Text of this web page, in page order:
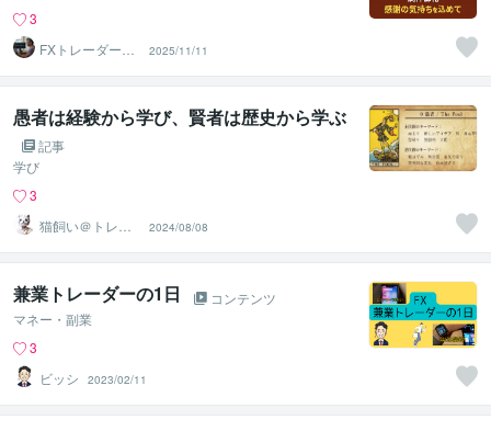
3
FXトレーダーの
2025/11/11
愚者は経験から学び、賢者は歴史から学ぶ
記事
学び
3
猫飼い＠トレー
ドコーチ
2024/08/08
兼業トレーダーの1日
コンテンツ
マネー・副業
3
ビッシ
2023/02/11